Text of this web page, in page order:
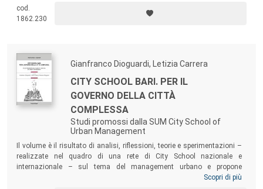
dismesso e ciò che continua a mantenere il proprio valore d’uso e di
mercato. Il testo tratteggia poi alcuni orizzonti per una visione della
cod.
1862.230
Gianfranco Dioguardi, Letizia Carrera
CITY SCHOOL BARI. PER IL
GOVERNO DELLA CITTÀ
COMPLESSA
Studi promossi dalla SUM City School of
Urban Management
Il volume è il risultato di analisi, riflessioni, teorie e sperimentazioni –
realizzate nel quadro di una rete di City School nazionale e
internazionale – sul tema del management urbano e propone
contributi di molteplici settori disciplinari: dalle scienze
Scopri di più